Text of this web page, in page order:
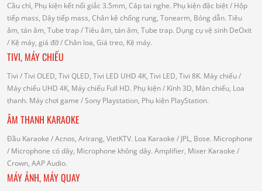
Cầu chì, Phụ kiện kết nối giắc 3.5mm, Cáp tai nghe. Phụ kiện đặc biệt/ Hộp
tiếp mass, Dây tiếp mass, Chân kê chống rung, Tonearm, Bóng dẫn. Tiêu
âm, tán âm, Tube trap/ Tiêu âm, tán âm, Tube trap. Dụng cụ vệ sinh DeOxit
/ Kệ máy, giá đỡ/ Chân loa, Giá treo, Kệ máy.
TIVI, MÁY CHIẾU
Tivi / Tivi OLED, Tivi QLED, Tivi LED UHD 4K, Tivi LED, Tivi 8K. Máy chiếu/
Máy chiếu UHD 4K, Máy chiếu Full HD. Phụ kiện/ Kính 3D, Màn chiếu, Loa
thanh. Máy chơi game / Sony Playstation, Phụ kiện PlayStation.
ÂM THANH KARAOKE
Đầu Karaoke / Acnos, Arirang, VietKTV. Loa Karaoke / JPL, Bose. Microphone
/ Microphone có dây, Microphone không dây. Amplifier, Mixer Karaoke /
Crown, AAP Audio.
MÁY ẢNH, MÁY QUAY